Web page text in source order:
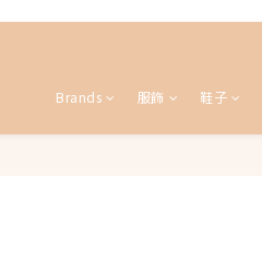
Brands 服飾 鞋子